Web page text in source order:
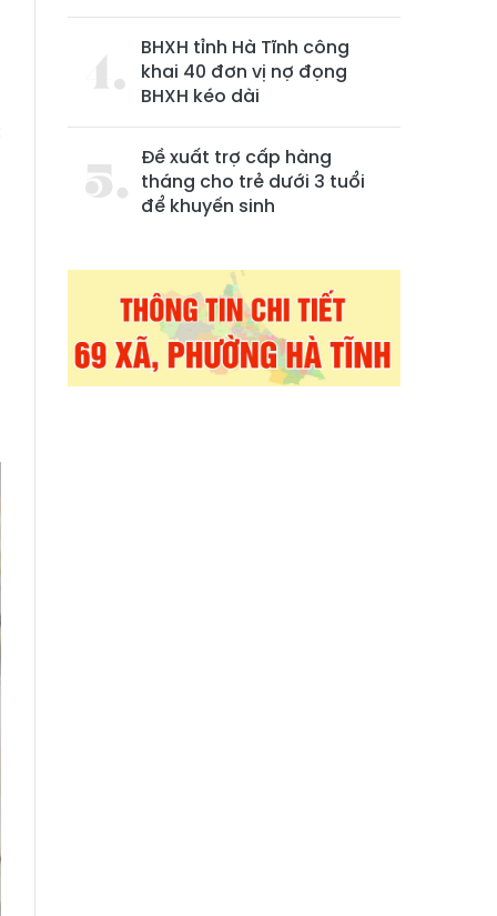
BHXH tỉnh Hà Tĩnh công
khai 40 đơn vị nợ đọng
BHXH kéo dài
Đề xuất trợ cấp hàng
tháng cho trẻ dưới 3 tuổi
để khuyến sinh